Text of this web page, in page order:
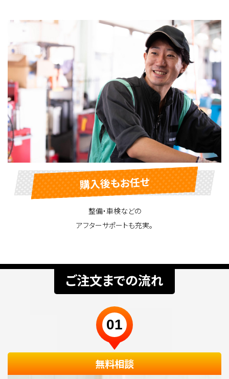
購入後もお任せ
整備・車検などの
アフターサポートも充実。
ご注文までの流れ
01
無料相談